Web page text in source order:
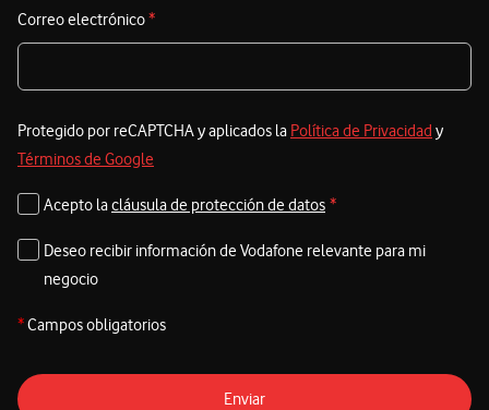
Correo electrónico*
Protegido por reCAPTCHA y aplicados la Política de Privacidad y
Términos de Google
Acepto lacláusula de protección de datos *
Deseo recibir información de Vodafone relevante para mi
negocio
*Campos obligatorios
Enviar